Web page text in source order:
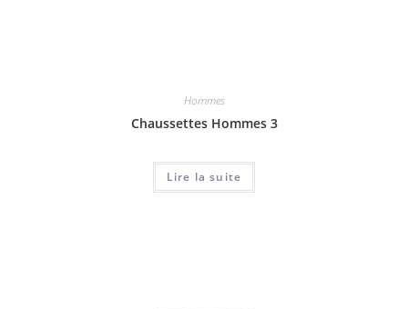
Hommes
Chaussettes Hommes 3
Lire la suite